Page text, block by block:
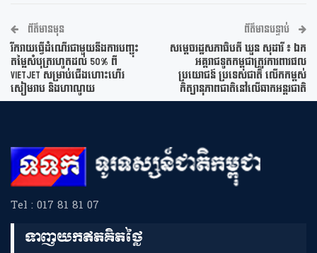
ព័ត៌មានមុន
រីករាយធ្វើដំណើរជាមួយនឹងការបញ្ចុះ
តម្លៃសំបុត្ររហូតដល់ 50% ពី
Vietjet សម្រាប់ជើងហោះហើរ
សៀមរាប និងហាណូយ
ព័ត៌មានបន្ទាប់
សម្តេចរដ្ឋសភាធិបតី ឃួន សុដារី ៖ ឯក
អគ្គរាជទូតកម្ពុជាត្រូវការពារផល
ប្រយោជន៍ ប្រទេសជាតិ លើកកម្ពស់
កិត្យានុភាពជាតិនៅលើឆាកអន្តរជាតិ
Tel : 017 81 81 07
ទាញយកឥតគិតថ្លៃ